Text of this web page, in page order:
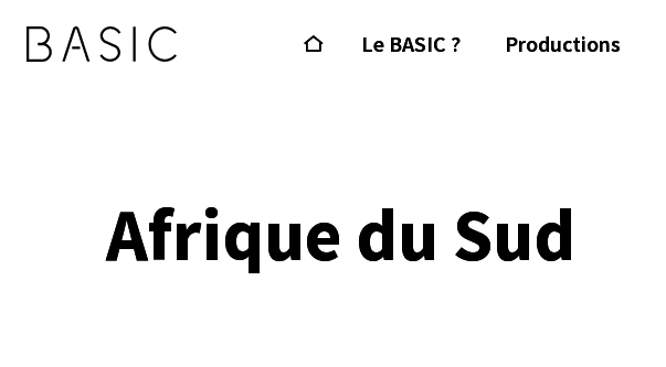
Le BASIC ? Productions
Afrique du Sud